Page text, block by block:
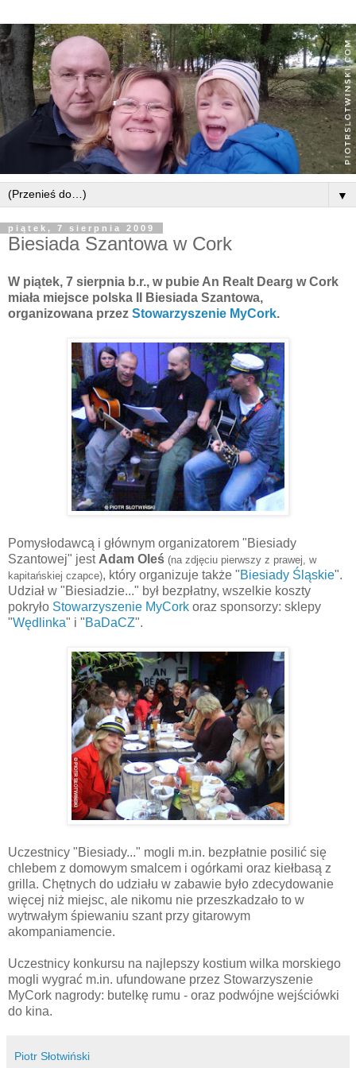
▼
piątek, 7 sierpnia 2009
Biesiada Szantowa w Cork
W piątek, 7 sierpnia b.r., w pubie An Realt Dearg w Cork
miała miejsce polska II Biesiada Szantowa,
organizowana przez Stowarzyszenie MyCork.
Pomysłodawcą i głównym organizatorem "Biesiady
Szantowej" jest Adam Oleś (na zdjęciu pierwszy z prawej, w
kapitańskiej czapce), który organizuje także "Biesiady Śląskie".
Udział w "Biesiadzie..." był bezpłatny, wszelkie koszty
pokryło Stowarzyszenie MyCork oraz sponsorzy: sklepy
"Wędlinka" i "BaDaCZ".
Uczestnicy "Biesiady..." mogli m.in. bezpłatnie posilić się
chlebem z domowym smalcem i ogórkami oraz kiełbasą z
grilla. Chętnych do udziału w zabawie było zdecydowanie
więcej niż miejsc, ale nikomu nie przeszkadzało to w
wytrwałym śpiewaniu szant przy gitarowym
akompaniamencie.
Uczestnicy konkursu na najlepszy kostium wilka morskiego
mogli wygrać m.in. ufundowane przez Stowarzyszenie
MyCork nagrody: butelkę rumu - oraz podwójne wejściówki
do kina.
Piotr Słotwiński